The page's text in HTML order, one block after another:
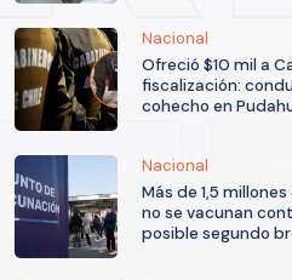
Nacional
Ofreció $10 mil a
fiscalización:
cohecho en
Nacional
Más de 1,5
no se vacunan
posible segundo